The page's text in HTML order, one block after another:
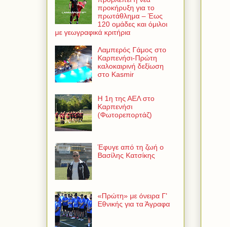
προκήρυξη για το
πρωτάθλημα – Έως
120 ομάδες και όμιλοι
με γεωγραφικά κριτήρια
Λαμπερός Γάμος στο
Καρπενήσι-Πρώτη
καλοκαιρινή δεξίωση
στο Kasmir
Η 1η της ΑΕΛ στο
Καρπενήσι
(Φωτορεπορτάζ)
Έφυγε από τη ζωή ο
Βασίλης Κατσίκης
«Πρώτη» με όνειρα Γ'
Εθνικής για τα Άγραφα